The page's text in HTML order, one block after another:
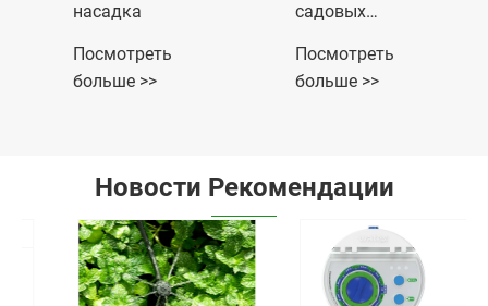
Новости Рекомендации
Как
Преимущества